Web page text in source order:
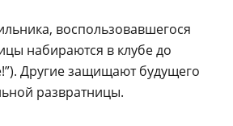
воспользовавшегося
набираются в клубе до
Другие защищают будущего
развратницы.